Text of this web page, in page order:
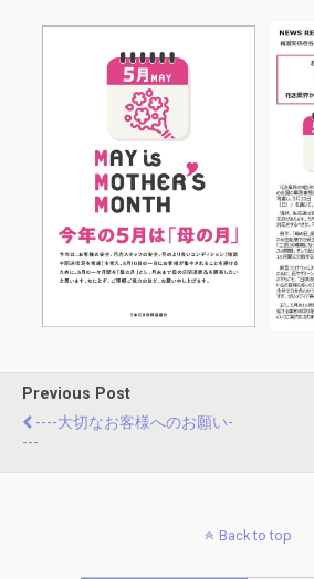
Previous Post
----大切なお客様へのお願い-
---
Back to top